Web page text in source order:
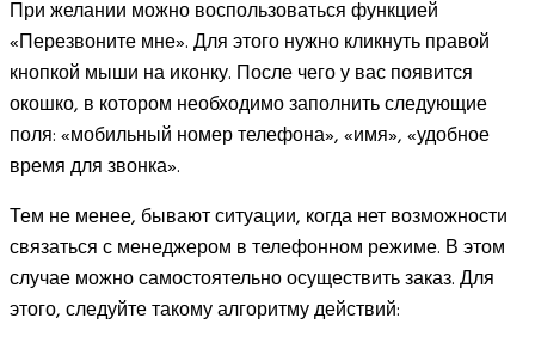
При желании можно воспользоваться функцией
«Перезвоните мне». Для этого нужно кликнуть правой
кнопкой мыши на иконку. После чего у вас появится
окошко, в котором необходимо заполнить следующие
поля: «мобильный номер телефона», «имя», «удобное
время для звонка».
Тем не менее, бывают ситуации, когда нет возможности
связаться с менеджером в телефонном режиме. В этом
случае можно самостоятельно осуществить заказ. Для
этого, следуйте такому алгоритму действий: